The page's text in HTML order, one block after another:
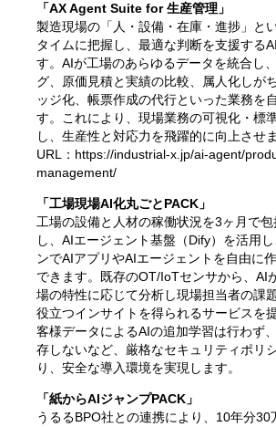
「AX Agent Suite for 生産管理」
製造現場の「人・設備・在庫・進捗」と
タイムに把握し、最適な判断を支援する
す。AIが工場のあらゆるデータを統合し
グ、原価見積と実績の比較、属人化しが
ッジ化、帳票作成の代行といった業務を
す。これにより、現場業務の可視化・標
し、生産性と対応力を飛躍的に向上させま
URL： https://industrial-x.jp/ai-agent/
management/
「工場現場AI化丸ごとPACK」
工場の設備と人材の稼働状況を3ヶ月で
し、AIエージェント基盤（Dify）を活用
ンでAIアプリやAIエージェントを自由に
できます。既存のOT/IoTセンサから、AI
場の特性に応じて分析し現場担当者の課
役立つインサイトを得られるサービスを
客様データによるAIの追加学習は行わず
存しないなど、厳格なセキュリティポリ
り、安全な導入環境を実現します。
「紙からAIジャンプPACK」
うるるBPO社との連携により、10年分30